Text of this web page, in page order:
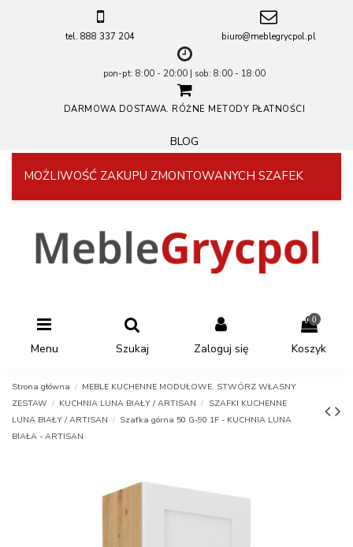
tel. 888 337 204 biuro@meblegrycpol.pl
pon-pt: 8:00 - 20:00 | sob: 8:00 - 18:00
DARMOWA DOSTAWA. RÓŻNE METODY PŁATNOŚCI
BLOG
MOŻLIWOŚĆ ZAKUPU ZMONTOWANYCH SZAFEK
Menu Szukaj Zaloguj się
0
Koszyk
Strona główna
MEBLE KUCHENNE MODUŁOWE. STWÓRZ WŁASNY
ZESTAW
KUCHNIA LUNA BIAŁY / ARTISAN
SZAFKI KUCHENNE
LUNA BIAŁY / ARTISAN
Szafka górna 50 G-90 1F - KUCHNIA LUNA
BIAŁA - ARTISAN